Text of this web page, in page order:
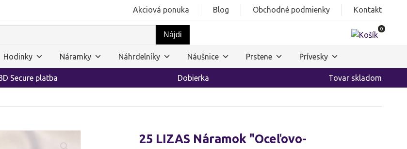
Akciová ponuka Blog Obchodné podmienky Kontakt
0
Hodinky Náramky Náhrdelníky Náušnice Prstene Prívesky
Secure platba Dobierka Tovar skladom
25 LIZAS Náramok "Oceľovo-